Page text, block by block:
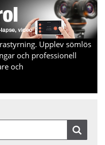
Upplev sömlös
och professionell
och